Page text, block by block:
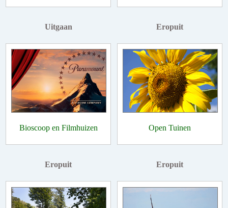
Uitgaan
Bioscoop en Filmhuizen
Eropuit
Open Tuinen
Eropuit Eropuit